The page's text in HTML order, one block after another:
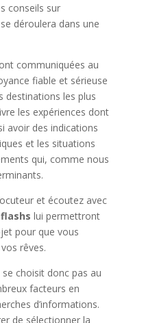
conseils sur
déroulera dans une
communiquées au
fiable et sérieuse
destinations les plus
les expériences dont
avoir des indications
et les situations
qui, comme nous
et écoutez avec
flashs lui permettront
pour que vous
rêves.
choisit donc pas au
facteurs en
d’informations.
de sélectionner la